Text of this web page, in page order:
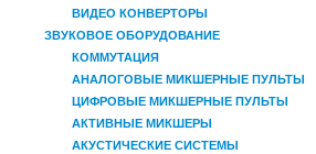
ВИДЕО КОНВЕРТОРЫ
ЗВУКОВОЕ ОБОРУДОВАНИЕ
КОММУТАЦИЯ
АНАЛОГОВЫЕ МИКШЕРНЫЕ ПУЛЬТЫ
ЦИФРОВЫЕ МИКШЕРНЫЕ ПУЛЬТЫ
АКТИВНЫЕ МИКШЕРЫ
АКУСТИЧЕСКИЕ СИСТЕМЫ